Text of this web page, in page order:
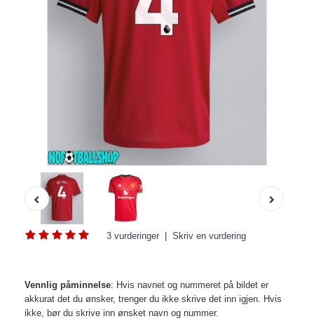
3 vurderinger Skriv en vurdering
Vennlig påminnelse: Hvis navnet og nummeret på bildet er
akkurat det du ønsker, trenger du ikke skrive det inn igjen. Hvis
ikke, bør du skrive inn ønsket navn og nummer.